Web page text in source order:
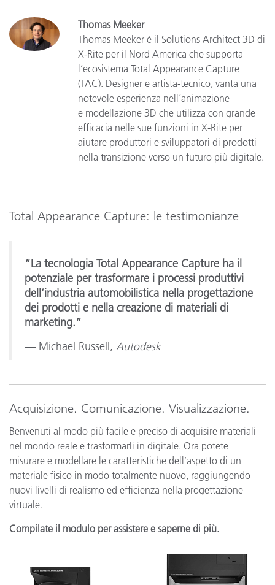
Thomas Meeker
Thomas Meeker è il Solutions Architect 3D di
X-Rite per il Nord America che supporta
l’ecosistema Total Appearance Capture
(TAC). Designer e artista-tecnico, vanta una
notevole esperienza nell’animazione
e modellazione 3D che utilizza con grande
efficacia nelle sue funzioni in X-Rite per
aiutare produttori e sviluppatori di prodotti
nella transizione verso un futuro più digitale.
Total Appearance Capture: le testimonianze
“La tecnologia Total Appearance Capture ha il
potenziale per trasformare i processi produttivi
dell’industria automobilistica nella progettazione
dei prodotti e nella creazione di materiali di
marketing.”
— Michael Russell, Autodesk
Acquisizione. Comunicazione. Visualizzazione.
Benvenuti al modo più facile e preciso di acquisire materiali
nel mondo reale e trasformarli in digitale. Ora potete
misurare e modellare le caratteristiche dell’aspetto di un
materiale fisico in modo totalmente nuovo, raggiungendo
nuovi livelli di realismo ed efficienza nella progettazione
virtuale.
Compilate il modulo per assistere e saperne di più.